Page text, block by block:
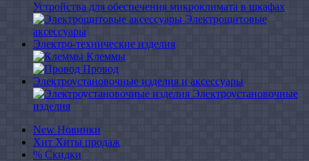
Устройства для обеспечения микроклимата в шкафах
Электрощитовые
аксессуары
Электро-технические изделия
Клеммы
Провод
Электроустановочные изделия и аксессуары
Электроустановочные
изделия
New Новинки
Хит Хиты продаж
% Скидки